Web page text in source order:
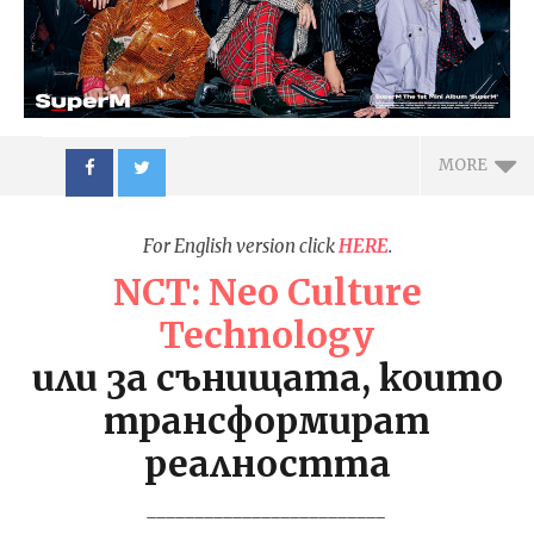
MORE
NOW VIEWING
SuperM – ИМПЕРИЯ на
СУПЕР СИНЕРГИЯТА
01.12.2019
For English version click HERE.
NCT: Neo Culture
Technology
или за сънищата, които
трансформират
реалността